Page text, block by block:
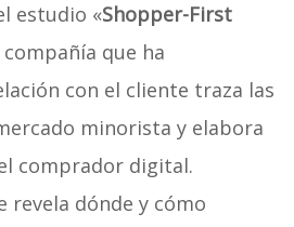
estudio «Shopper-First
compañía que ha
con el cliente traza las
minorista y elabora
comprador digital.
revela dónde y cómo